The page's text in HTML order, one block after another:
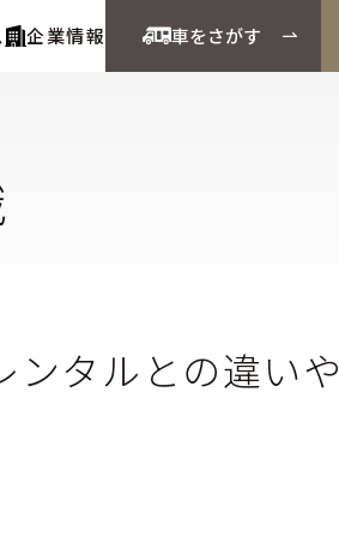
企業情報 車をさがす
タルとの違いや